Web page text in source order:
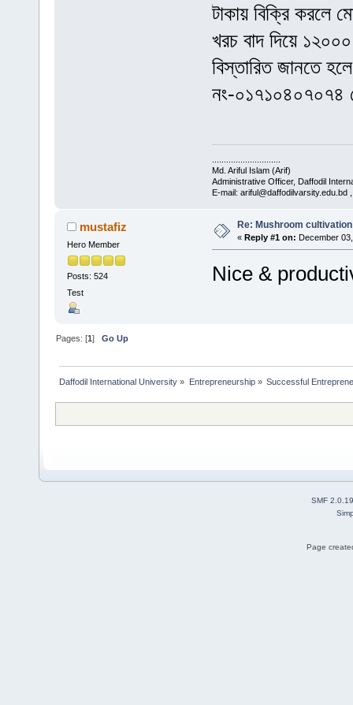
টাকায় বিক্রি করলে
খরচ বাদ দিয়ে
বিস্তারিত জানতে
নং-০১৭১০৪০৭০৭৪
Md. Ariful Islam (Arif)
Administrative Officer, Daffodil
E-mail: ariful@daffodilvarsity.edu.bd
mustafiz
Hero Member
Posts: 524
Test
Re: Mushroom
« Reply #1 on: December
Nice &
Pages: [1]Go Up
Daffodil International University » Entrepreneurship» Successful
SMF 2.0.19
Page